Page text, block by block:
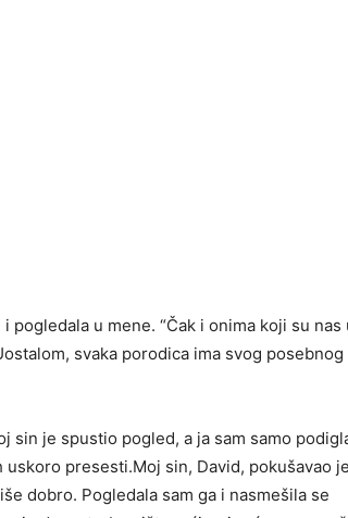
pogledala u mene. “Čak i onima koji su nas
svaka porodica ima svog posebnog
sin je spustio pogled, a ja sam samo
presesti.Moj sin, David, pokušavao
dobro. Pogledala sam ga i nasmešila se